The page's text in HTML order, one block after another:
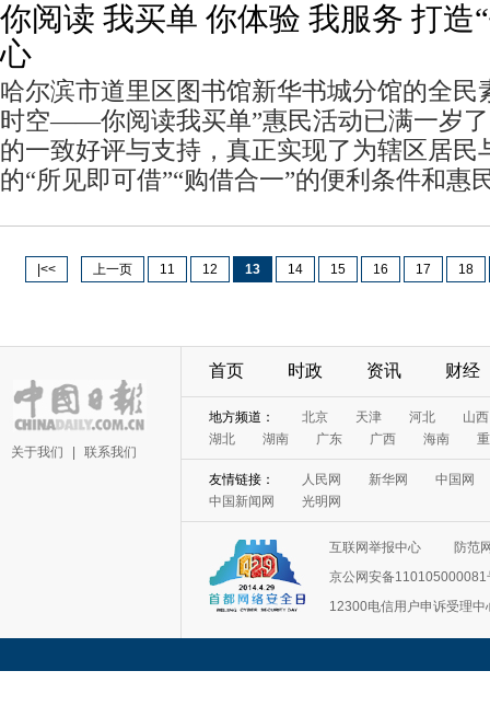
你阅读 我买单 你体验 我服务 打造
心
哈尔滨市道里区图书馆新华书城分馆的全民
时空——你阅读我买单”惠民活动已满一岁
的一致好评与支持，真正实现了为辖区居民
的“所见即可借”“购借合一”的便利条件和惠
|<< 上一页 11 12 13 14 15 16 17 18
关于我们 联系我们
首页 时政 资讯 财经
互联网举报中心
防范
京公网安备110105000081
12300电信用户申诉受理中